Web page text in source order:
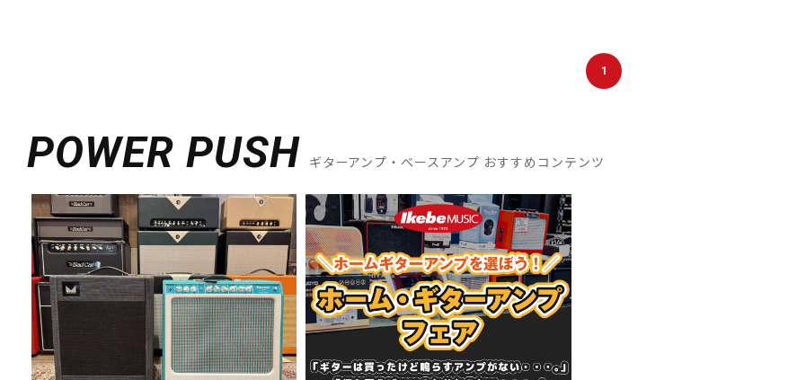
1
POWER PUSH ギターアンプ・ベースアンプ おすすめコンテンツ